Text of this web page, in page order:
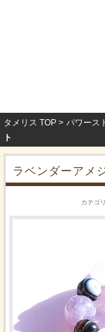
タメリス TOP パワース
ト
ラベンダーアメ
カテゴリ